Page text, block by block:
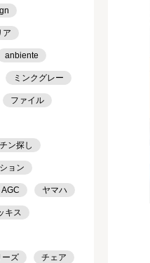
ア
anbiente
ミンクグレー
ファイル
ン探し
ョン
AGC ヤマハ
キス
ーズ チェア